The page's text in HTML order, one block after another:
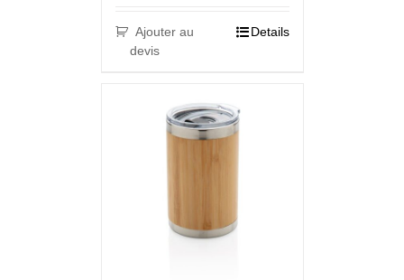
Ajouter au
devis
Details